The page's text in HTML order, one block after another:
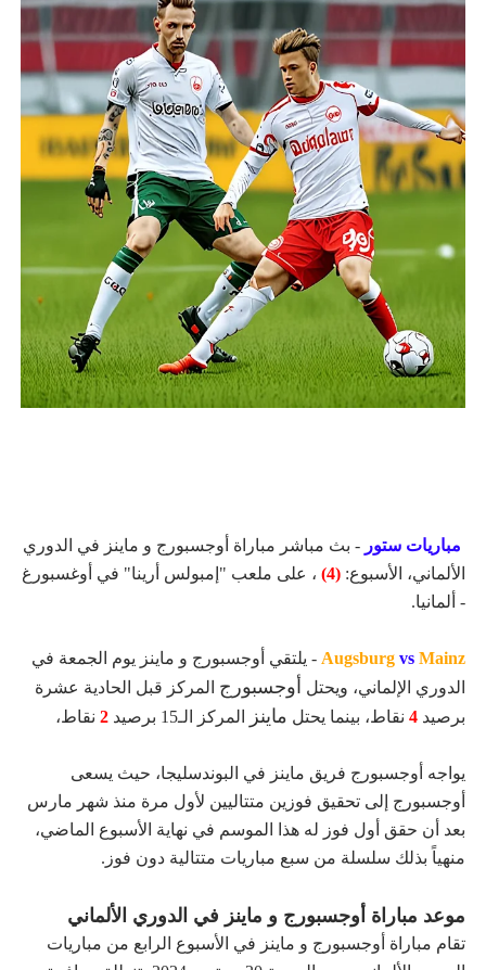
مباريات ستور - بث مباشر مباراة أوجسبورج و ماينز في الدوري
الألماني، الأسبوع: (4)
، على ملعب "إمبولس أرينا" في أوغسبورغ
- ألمانيا.
Augsburgvs Mainz
- يلتقي أوجسبورج و ماينز يوم الجمعة في
الدوري الإلماني، ويحتل
أوجسبورج المركز قبل الحادية عشرة
برصيد 4نقاط، بينما يحتل ماينز المركز الـ15 برصيد 2نقاط،
يواجه أوجسبورج فريق ماينز في البوندسليجا، حيث يسعى
أوجسبورج إلى تحقيق فوزين متتاليين لأول مرة منذ شهر مارس
بعد أن حقق أول فوز له هذا الموسم في نهاية الأسبوع الماضي،
منهياً بذلك سلسلة من سبع مباريات متتالية دون فوز.
موعد مباراة أوجسبورج و ماينز في الدوري الألماني
تقام مباراة أوجسبورج و ماينز في الأسبوع الرابع من مباريات